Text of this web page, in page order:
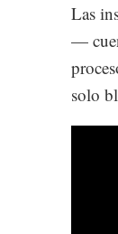
Las
—
solo